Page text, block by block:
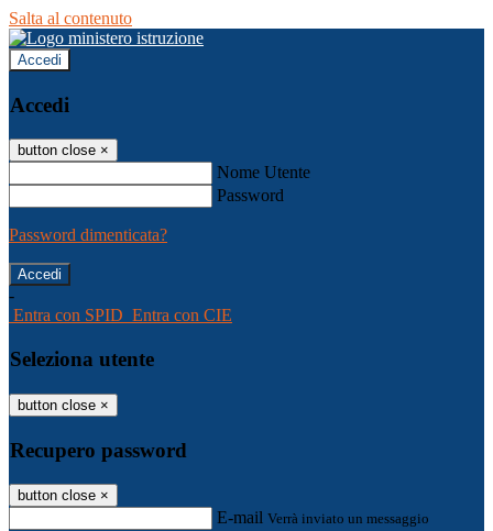
Salta al contenuto
Accedi
Accedi
button close ×
Nome Utente
Password
Password dimenticata?
-
Entra con SPID Entra con CIE
Seleziona utente
button close ×
Recupero password
button close ×
E-mail Verrà inviato un messaggio